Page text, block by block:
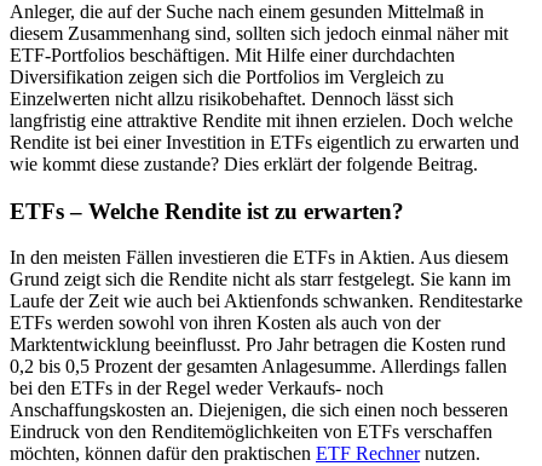
Anleger, die auf der Suche nach einem gesunden Mittelmaß in
diesem Zusammenhang sind, sollten sich jedoch einmal näher mit
ETF-Portfolios beschäftigen. Mit Hilfe einer durchdachten
Diversifikation zeigen sich die Portfolios im Vergleich zu
Einzelwerten nicht allzu risikobehaftet. Dennoch lässt sich
langfristig eine attraktive Rendite mit ihnen erzielen. Doch welche
Rendite ist bei einer Investition in ETFs eigentlich zu erwarten und
wie kommt diese zustande? Dies erklärt der folgende Beitrag.
ETFs – Welche Rendite ist zu erwarten?
In den meisten Fällen investieren die ETFs in Aktien. Aus diesem
Grund zeigt sich die Rendite nicht als starr festgelegt. Sie kann im
Laufe der Zeit wie auch bei Aktienfonds schwanken. Renditestarke
ETFs werden sowohl von ihren Kosten als auch von der
Marktentwicklung beeinflusst. Pro Jahr betragen die Kosten rund
0,2 bis 0,5 Prozent der gesamten Anlagesumme. Allerdings fallen
bei den ETFs in der Regel weder Verkaufs- noch
Anschaffungskosten an. Diejenigen, die sich einen noch besseren
Eindruck von den Renditemöglichkeiten von ETFs verschaffen
möchten, können dafür den praktischen ETF Rechnernutzen.